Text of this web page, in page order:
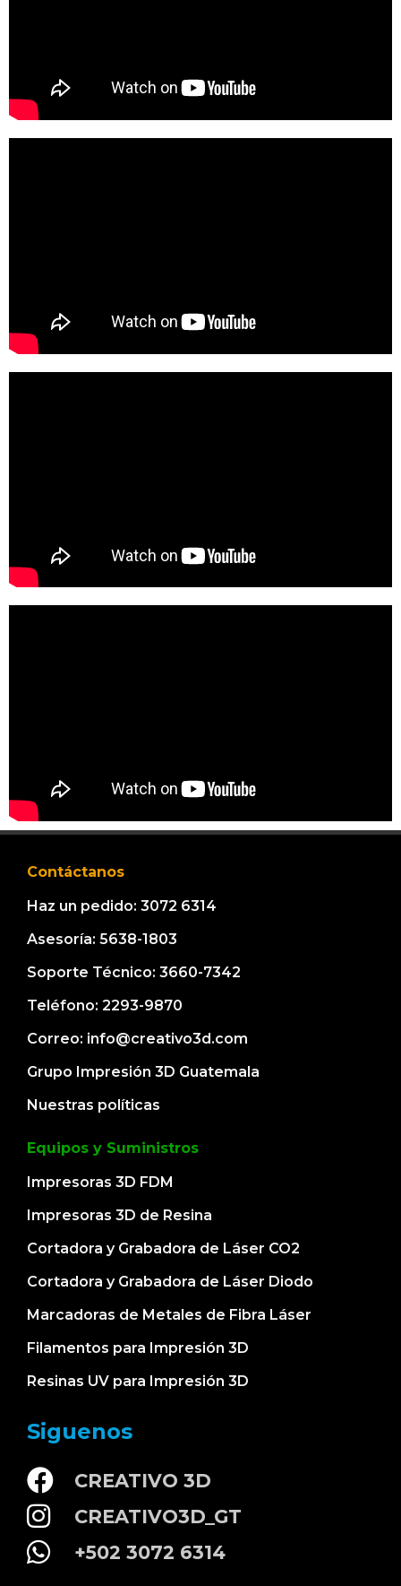
Contáctanos
Haz un pedido: 3072 6314
Asesoría: 5638-1803
Soporte Técnico: 3660-7342
Teléfono: 2293-9870
Correo: info@creativo3d.com
Grupo Impresión 3D Guatemala
Nuestras políticas
Equipos y Suministros
Impresoras 3D FDM
Impresoras 3D de Resina
Cortadora y Grabadora de Láser CO2
Cortadora y Grabadora de Láser Diodo
Marcadoras de Metales de Fibra Láser
Filamentos para Impresión 3D
Resinas UV para Impresión 3D
Siguenos
CREATIVO 3D
CREATIVO3D_GT
+502 3072 6314